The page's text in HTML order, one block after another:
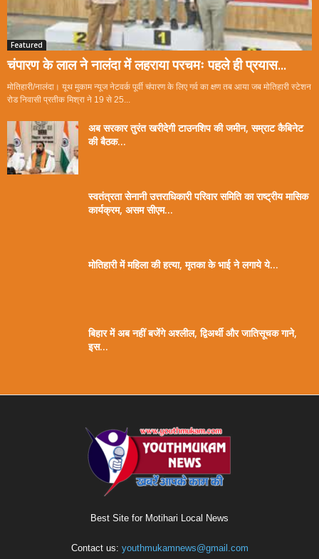
Featured
चंपारण के लाल ने नालंदा में लहराया परचमः पहले ही प्रयास...
मोतिहारी/नालंदा। यूथ मुकाम न्यूज नेटवर्क पूर्वी चंपारण के लिए गर्व का क्षण तब आया जब मोतिहारी स्टेशन
रोड निवासी प्रतीक मिश्रा ने 19 से 25...
अब सरकार तुरंत खरीदेगी टाउनशिप की जमीन, सम्राट कैबिनेट
की बैठक...
स्वतंत्रता सेनानी उत्तराधिकारी परिवार समिति का राष्ट्रीय मासिक
कार्यक्रम, असम सीएम...
मोतिहारी में महिला की हत्या, मृतका के भाई ने लगाये ये...
बिहार में अब नहीं बजेंगे अश्लील, द्विअर्थी और जातिसूचक गाने,
इस...
Best Site for Motihari Local News
Contact us: youthmukamnews@gmail.com